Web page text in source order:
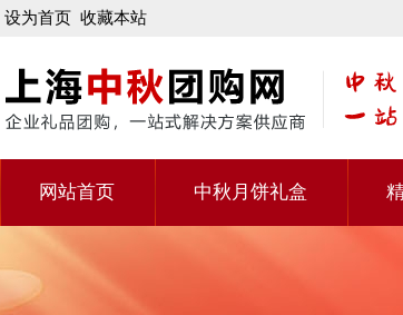
设为首页 收藏本站
网站首页 中秋月饼礼盒